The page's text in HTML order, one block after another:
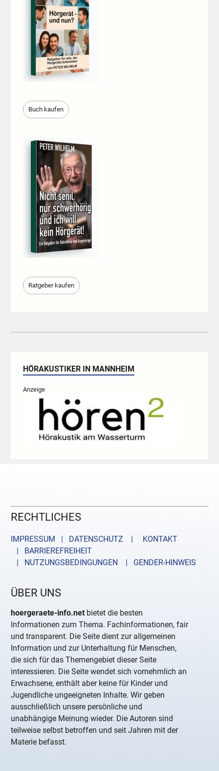
Buch kaufen
Ratgeber kaufen
HÖRAKUSTIKER IN MANNHEIM
Anzeige
RECHTLICHES
IMPRESSUM | DATENSCHUTZ |
KONTAKT
| BARRIEREFREIHEIT
| NUTZUNGSBEDINGUNGEN
| GENDER-HINWEIS
ÜBER UNS
hoergeraete-info.net bietet die besten
Informationen zum Thema. Fachinformationen, fair
und transparent. Die Seite dient zur allgemeinen
Information und zur Unterhaltung für Menschen,
die sich für das Themengebiet dieser Seite
interessieren. Die Seite wendet sich vornehmlich an
Erwachsene, enthält aber keine für Kinder und
Jugendliche ungeeigneten Inhalte. Wir geben
ausschließlich unsere persönliche und
unabhängige Meinung wieder. Die Autoren sind
teilweise selbst betroffen und seit Jahren mit der
Materie befasst.